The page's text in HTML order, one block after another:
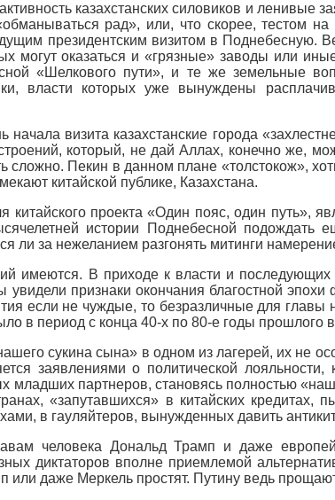
казахстанских силовиков и
рад», или, что скорее, тестом
президентским визитом в
могут оказаться и «грязные» заводы или
«Шелкового пути», и те же земельные
власти которых уже вынуждены
визита казахстанские города
который, не дай Аллах, конечно же,
сложно. Пекин в данном плане «толстокож»,
китайской публике, Казахстана.
китайского проекта «Один пояс, один путь»,
истории Поднебесной
ли за нежеланием разгонять митинги
имеются. В приходе к власти и
увидели признаки окончания благостной
если не чуждые, то безразличные для
в период с конца 40-х по 80-е годы прошлого
сукина сына» в одном из лагерей, их не
заявлениями о политической
младших партнеров, становясь полностью
«запутавшихся» в китайских
в гауляйтеров, вынужденных давить
человека Дональд Трамп и даже
диктаторов вполне приемлемой
или даже Меркель простят. Путину ведь